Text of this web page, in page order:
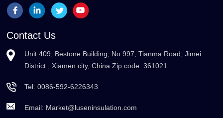
Contact Us
Unit 409, Bestone Building, No.997, Tianma Road, Jimei
District , Xiamen city, China Zip code: 361021
Tel:0086-592-6226343
Email: Market@luseninsulation.com